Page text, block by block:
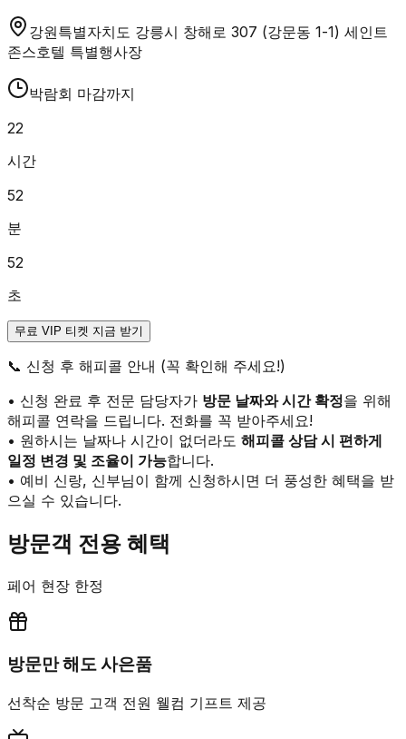
강원특별자치도 강릉시 창해로 307 (강문동 1-1) 세인트
존스호텔 특별행사장
박람회 마감까지
22
시간
52
분
52
초
무료 VIP 티켓 지금 받기
📞 신청 후 해피콜 안내 (꼭 확인해 주세요!)
• 신청 완료 후 전문 담당자가 방문 날짜와 시간 확정을 위해
해피콜 연락을 드립니다. 전화를 꼭 받아주세요!
• 원하시는 날짜나 시간이 없더라도 해피콜 상담 시 편하게
일정 변경 및 조율이 가능합니다.
• 예비 신랑, 신부님이 함께 신청하시면 더 풍성한 혜택을 받
으실 수 있습니다.
방문객 전용 혜택
페어 현장 한정
방문만 해도 사은품
선착순 방문 고객 전원 웰컴 기프트 제공